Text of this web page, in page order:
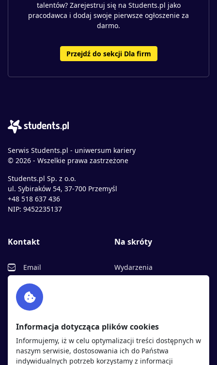
talentów? Zarejestruj się na Students.pl jako
pracodawca i dodaj swoje pierwsze ogłoszenie za
darmo.
Przejdź do sekcji Dla firm
Serwis Students.pl - uniwersum kariery
© 2026 - Wszelkie prawa zastrzeżone
Students.pl Sp. z o.o.
ul. Sybiraków 54, 37-700 Przemyśl
+48 518 637 436
NIP: 9452235137
Kontakt
Email
Facebook
Twitter
Na skróty
Wydarzenia
Polityka cookies
Polityka prywatności
Informacja dotycząca plików cookies
Informujemy, iż w celu optymalizacji treści dostępnych w
naszym serwisie, dostosowania ich do Państwa
indywidualnych potrzeb korzystamy z informacji